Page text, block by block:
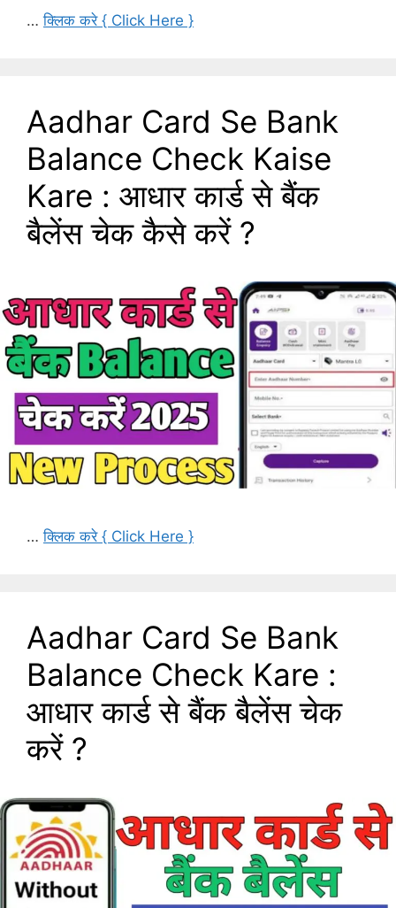
…क्लिक करे { Click Here }
Aadhar Card Se Bank
Balance Check Kaise
Kare : आधार कार्ड से बैंक
बैलेंस चेक कैसे करें ?
…क्लिक करे { Click Here }
Aadhar Card Se Bank
Balance Check Kare :
आधार कार्ड से बैंक बैलेंस चेक
करें ?